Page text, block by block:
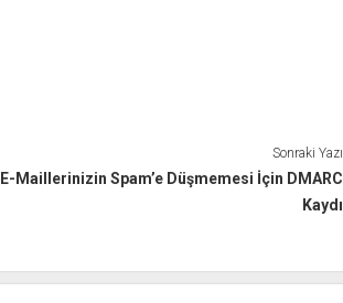
Sonraki Yazı
E-Maillerinizin Spam’e Düşmemesi İçin DMARC
Kaydı